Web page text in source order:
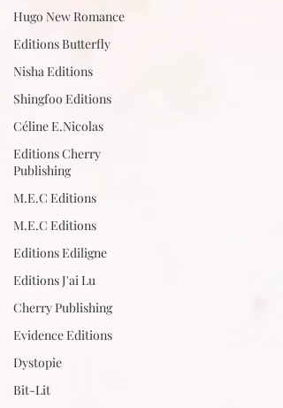
Hugo New Romance
Editions Butterfly
Nisha Editions
Shingfoo Editions
Céline E.Nicolas
Editions Cherry
Publishing
M.E.C Editions
M.E.C Editions
Editions Ediligne
Editions J'ai Lu
Cherry Publishing
Evidence Editions
Dystopie
Bit-Lit